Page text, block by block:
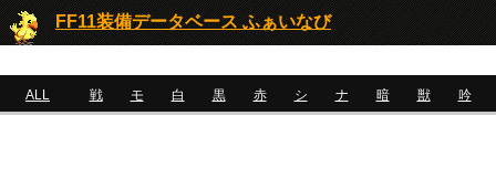
FF11装備データベース ふぁいなび
ALL 戦 モ 白 黒 赤 シ ナ 暗 獣 吟